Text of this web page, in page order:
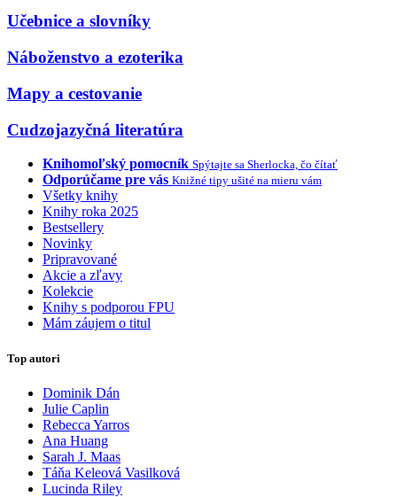
Učebnice a slovníky
Náboženstvo a ezoterika
Mapy a cestovanie
Cudzojazyčná literatúra
Knihomoľský pomocník Spýtajte sa Sherlocka, čo čítať
Odporúčame pre vás Knižné tipy ušité na mieru vám
Všetky knihy
Knihy roka 2025
Bestsellery
Novinky
Pripravované
Akcie a zľavy
Kolekcie
Knihy s podporou FPU
Mám záujem o titul
Top autori
Dominik Dán
Julie Caplin
Rebecca Yarros
Ana Huang
Sarah J. Maas
Táňa Keleová Vasilková
Lucinda Riley